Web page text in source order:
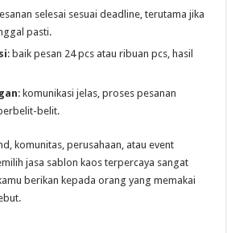
selesai sesuai deadline, terutama jika
pasti.
: baik pesan 24 pcs atau ribuan pcs, hasil
: komunikasi jelas, proses pesanan
belit.
komunitas, perusahaan, atau event
jasa sablon kaos terpercaya sangat
berikan kepada orang yang memakai